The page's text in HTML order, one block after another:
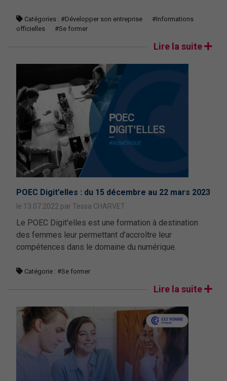
Catégories : #Développer son entreprise
#Informations
officielles
#Se former
Lire la suite
POEC Digit’elles : du 15 décembre au 22 mars 2023
le 13.07.2022 par Tessa CHARVET
Le POEC Digit'elles est une formation à destination
des femmes leur permettant d'accroître leur
compétences dans le domaine du numérique.
Catégorie : #Se former
Lire la suite